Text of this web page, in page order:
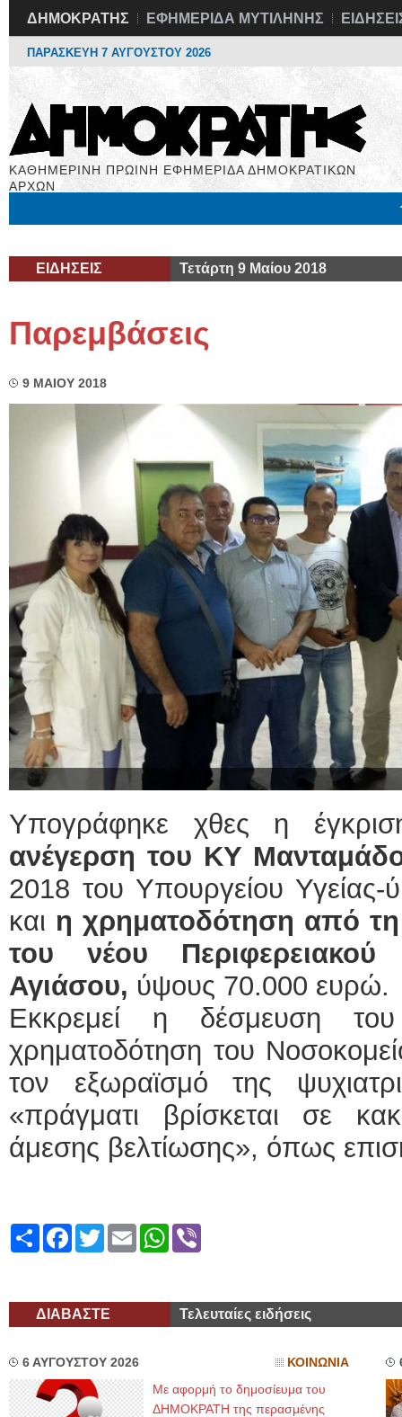
ΔΗΜΟΚΡΑΤΗΣ ΕΦΗΜΕΡΙΔΑ ΜΥΤΙΛΗΝΗΣ
ΠΑΡΑΣΚΕΥΗ 7 ΑΥΓΟΥΣΤΟΥ 2026
ΚΑΘΗΜΕΡΙΝΗ ΠΡΩΙΝΗ ΕΦΗΜΕΡΙΔΑ ΔΗΜΟΚΡΑΤΙΚΩΝ
ΑΡΧΩΝ
ΕΙΔΗΣΕΙΣ Τετάρτη 9 Μαίου 2018
Παρεμβάσεις
9 ΜΑΙΟΥ 2018
Υπογράφηκε χθες η
ανέγερση του ΚΥ
2018 του Υπουργείου
και η χρηματοδότηση από
του νέου Περιφερειακού
Αγιάσου, ύψους 70.000 ευρώ.
Εκκρεμεί η δέσμευση
χρηματοδότηση του
τον εξωραϊσμό της
«πράγματι βρίσκεται σε
άμεσης βελτίωσης», όπως
ShareFacebook
TwitterEmailWhatsApp
ΔΙΑΒΑΣΤΕ Τελευταίες ειδήσεις
6 ΑΥΓΟΥΣΤΟΥ 2026 ΚΟΙΝΩΝΙΑ
Με αφορμή το δημοσίευμα του
ΔΗΜΟΚΡΑΤΗ της περασμένης